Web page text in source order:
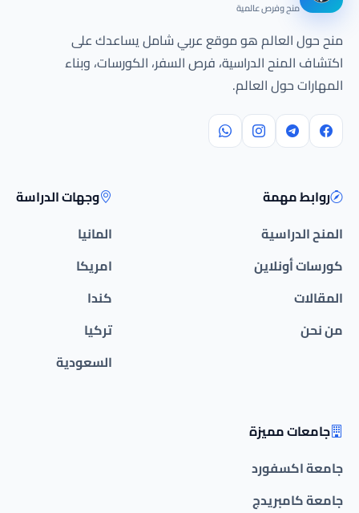
منح وفرص عالمية
منح حول العالم هو موقع عربي شامل يساعدك على
اكتشاف المنح الدراسية، فرص السفر، الكورسات، وبناء
المهارات حول العالم.
روابط مهمة
المنح الدراسية
كورسات أونلاين
المقالات
من نحن
وجهات الدراسة
المانيا
امريكا
كندا
تركيا
السعودية
جامعات مميزة
جامعة اكسفورد
جامعة كامبريدج